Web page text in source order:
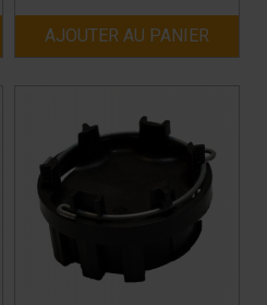
AJOUTER AU PANIER